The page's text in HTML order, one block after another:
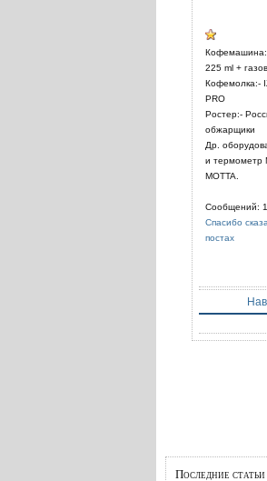
225 ml +
Кофемолка:-
PRO
Ростер:-
обжарщики
Др.
и термометр
MOTTA.
Сообщений:
Спасибо
постах
Последние статьи